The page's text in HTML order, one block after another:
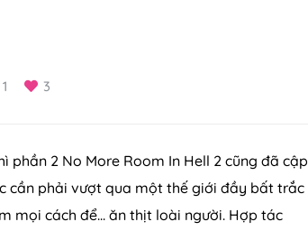
1 3
phần 2 No More Room In Hell 2 cũng đã cập
cần phải vượt qua một thế giới đầy bất trắc
mọi cách để... ăn thịt loài người. Hợp tác